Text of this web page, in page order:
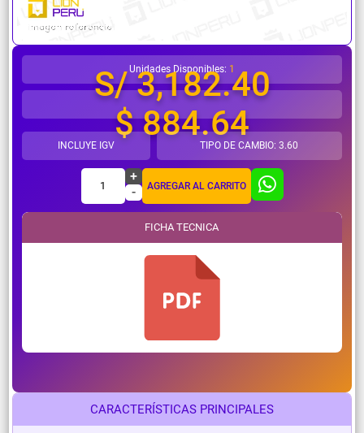
¿Necesitas ayuda?
CARACTERÍSTICAS PRINCIPALES
Unidades Disponibles: 1
S/ 3,182.40
$ 884.64
INCLUYE IGV TIPO DE CAMBIO: 3.60
1
+
-
AGREGAR AL CARRITO
FICHA TECNICA